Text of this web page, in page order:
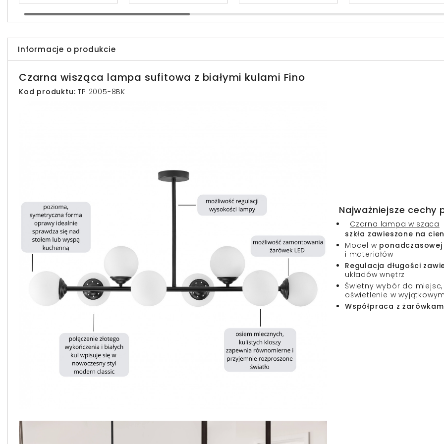
Informacje o produkcie
Czarna wisząca lampa sufitowa z białymi kulami Fino
Kod produktu: TP 2005-8BK
Najważniejsze cechy
Czarna lampa wisząca
szkła zawieszone na
Model w ponadczasowej
i materiałów
Regulacja długości
układów wnętrz
Świetny wybór do
oświetlenie w
Współpraca z żarówkami